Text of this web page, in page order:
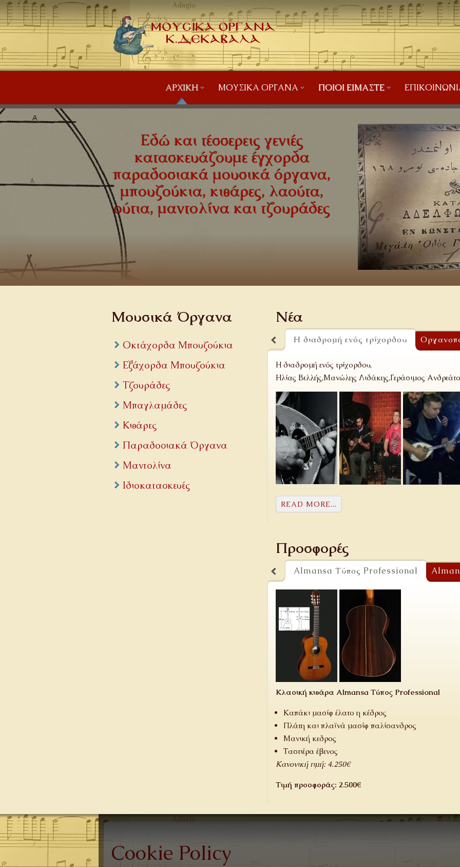
ΑΡΧΙΚΉ ΜΟΥΣΙΚΆ ΌΡΓΑΝΑ ΠΟΙΟΙ ΕΊΜΑΣΤΕ
Εδώ και τέσσερεις γενιές
κατασκευάζουμε έγχορδα
παραδοσιακά μουσικά όργανα,
μπουζούκια, κιθάρες, λαούτα,
ούτια, μαντολίνα και τζουράδες
Μουσικά Όργανα
Οκτάχορδα Μπουζούκια
Εξάχορδα Μπουζούκια
Τζουράδες
Μπαγλαμάδες
Κιθάρες
Παραδοσιακά Όργανα
Μαντολίνα
Ιδιοκατασκευές
Νέα
Η διαδρομή ενός τρίχορδου
Η διαδρομή ενός τρίχορδου,
Ηλίας Βελλής,Μανώλης Λιδάκης,Γεράσιμος
READ MORE...
Προσφορές
Almansa Τύπος Professional
Κλασική κιθάρα Almansa Τύπος Professional
Καπάκι μασίφ έλατο η κέδρος
Πλάτη και πλαϊνά μασίφ παλίσανδρος
Μανική κεδρος
Ταστιέρα έβενος
Κανονική τιμή: 4.250€
Τιμή προσφοράς: 2.500€
Cookie Policy